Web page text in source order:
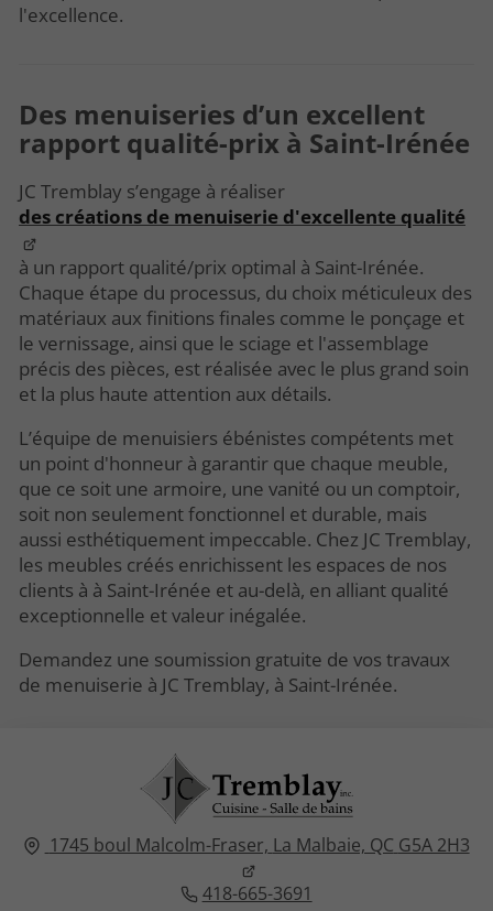
l'excellence.
Des menuiseries d’un excellent
rapport qualité-prix à Saint-Irénée
JC Tremblay s’engage à réaliser
des créations de menuiserie d'excellente qualité
à un rapport qualité/prix optimal à Saint-Irénée.
Chaque étape du processus, du choix méticuleux des
matériaux aux finitions finales comme le ponçage et
le vernissage, ainsi que le sciage et l'assemblage
précis des pièces, est réalisée avec le plus grand soin
et la plus haute attention aux détails.
L’équipe de menuisiers ébénistes compétents met
un point d'honneur à garantir que chaque meuble,
que ce soit une armoire, une vanité ou un comptoir,
soit non seulement fonctionnel et durable, mais
aussi esthétiquement impeccable. Chez JC Tremblay,
les meubles créés enrichissent les espaces de nos
clients à à Saint-Irénée et au-delà, en alliant qualité
exceptionnelle et valeur inégalée.
Demandez une soumission gratuite de vos travaux
de menuiserie à JC Tremblay, à Saint-Irénée.
1745 boul Malcolm-Fraser, La Malbaie, QC G5A 2H3
418-665-3691